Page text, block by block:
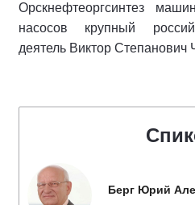
Орскнефтеоргсинтез
насосов крупный
деятель Виктор
Берг Юрий